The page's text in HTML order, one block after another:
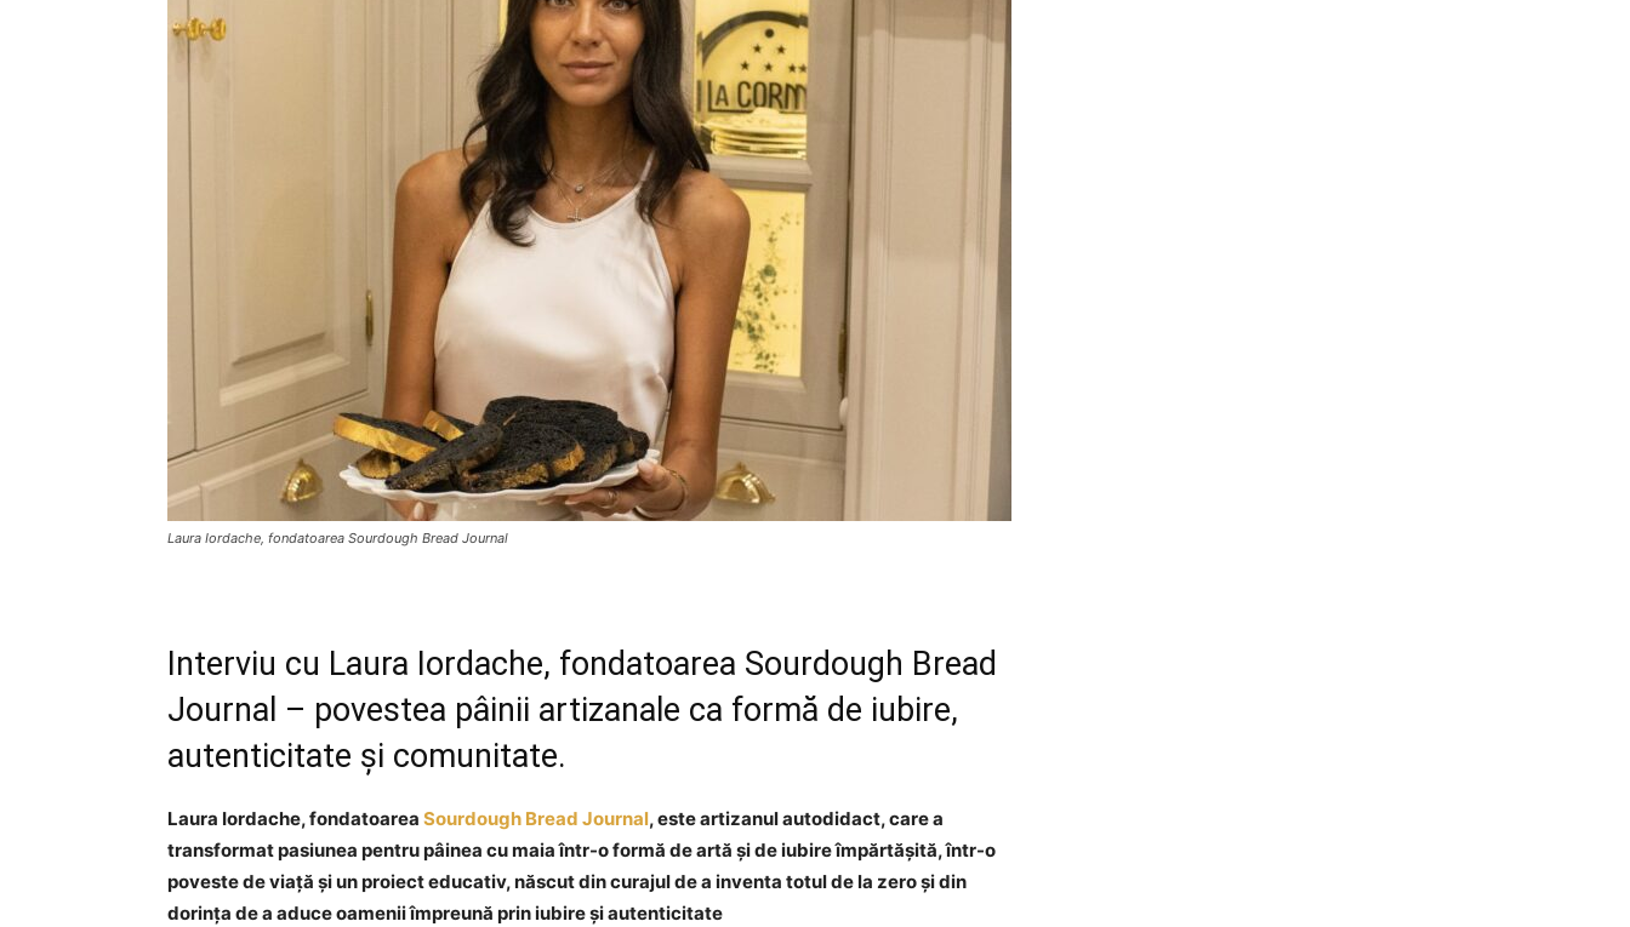
Laura Iordache, fondatoarea Sourdough Bread Journal
Interviu cu Laura Iordache, fondatoarea Sourdough Bread
Journal – povestea pâinii artizanale ca formă de iubire,
autenticitate și comunitate.
Laura Iordache, fondatoarea Sourdough Bread Journal, este artizanul autodidact, care a
transformat pasiunea pentru pâinea cu maia într-o formă de artă și de iubire împărtășită, într-o
poveste de viață și un proiect educativ, născut din curajul de a inventa totul de la zero și din
dorința de a aduce oamenii împreună prin iubire și autenticitate